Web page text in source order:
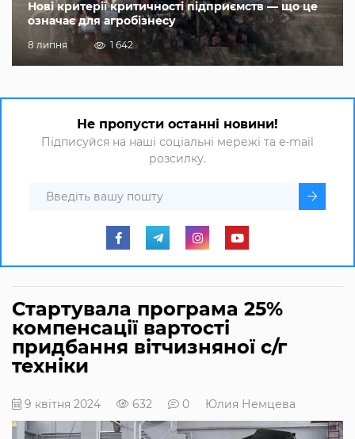
Нові критерії критичності підприємств — що це
означає для агробізнесу
8 липня 1 642
Не пропусти останні новини!
Підписуйся на наші соціальні мережі та e-mail
розсилку.
Стартувала програма 25%
компенсації вартості
придбання вітчизняної с/г
техніки
9 квітня 2024 632 0 Юлия Немцева